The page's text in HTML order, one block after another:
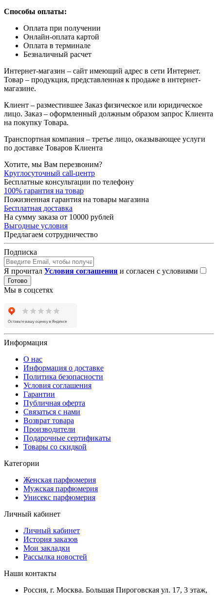
Способы оплаты:
Оплата при получении
Онлайн-оплата картой
Оплата в терминале
Безналичный расчет
Интернет-магазин – сайт имеющий адрес в сети Интернет.
Товар – продукция, представленная к продаже в интернет-
магазине.
Клиент – разместившее Заказ физическое или юридическое
лицо. Заказ – оформленный должным образом запрос Клиента
на покупку Товара.
Транспортная компания – третье лицо, оказывающее услуги
по доставке Товаров Клиента
Хотите, мы Вам перезвоним?
Круглосуточный call-центр
Бесплатные консультации по телефону
100% гарантия на товар
Пожизненная гарантия на товары магазина
Бесплатная доставка
На сумму заказа от 10000 рублей
Выгодные условия
Предлагаем сотрудничество
Подписка
Я прочитал Условия соглашения и согласен с условиями
Готово
Мы в соцсетях
Информация
О нас
Информация о доставке
Политика безопасности
Условия соглашения
Гарантии
Публичная оферта
Связаться с нами
Возврат товара
Производители
Подарочные сертификаты
Товары со скидкой
Категории
Женская парфюмерия
Мужская парфюмерия
Унисекс парфюмерия
Личный кабинет
Личный кабинет
История заказов
Мои закладки
Рассылка новостей
Наши контакты
Россия, г. Москва. Большая Пироговская ул. 17, 3 этаж,